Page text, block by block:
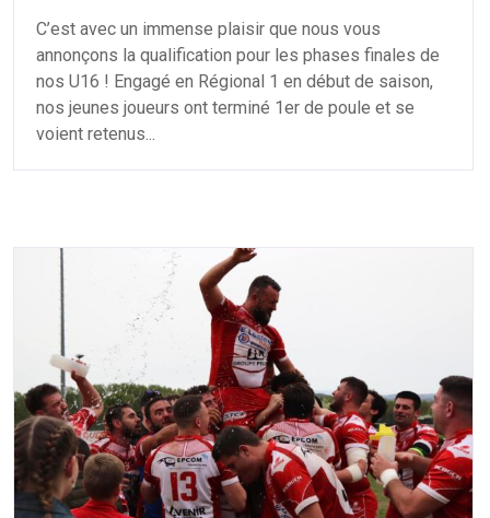
C’est avec un immense plaisir que nous vous
annonçons la qualification pour les phases finales de
nos U16 ! Engagé en Régional 1 en début de saison,
nos jeunes joueurs ont terminé 1er de poule et se
voient retenus...